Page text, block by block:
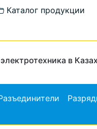
Каталог продукции
в